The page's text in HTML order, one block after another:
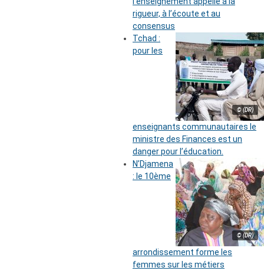
rigueur, à l’écoute et au
consensus
© (DR)
Tchad :
pour les
enseignants communautaires le
ministre des Finances est un
danger pour l’éducation.
© (DR)
N’Djamena
: le 10ème
arrondissement forme les
femmes sur les métiers